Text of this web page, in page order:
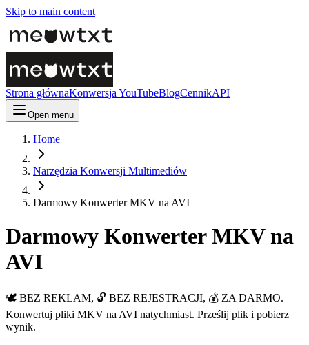
Skip to main content
Strona głównaKonwersja YouTubeBlogCennikAPI
Open menu
Home
Narzędzia Konwersji Multimediów
Darmowy Konwerter MKV na AVI
Darmowy Konwerter MKV na
AVI
🕊️ BEZ REKLAM, 🔓 BEZ REJESTRACJI, 💰 ZA DARMO.
Konwertuj pliki MKV na AVI natychmiast. Prześlij plik i pobierz
wynik.